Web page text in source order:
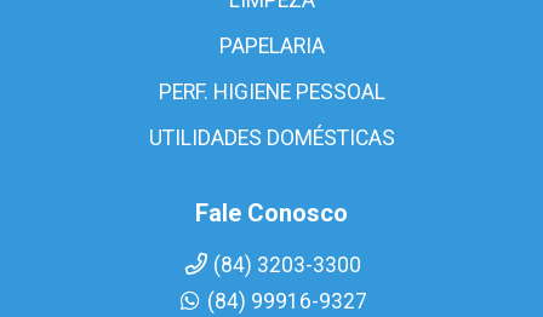
PAPELARIA
PERF. HIGIENE PESSOAL
UTILIDADES DOMÉSTICAS
Fale Conosco
(84) 3203-3300
(84) 99916-9327